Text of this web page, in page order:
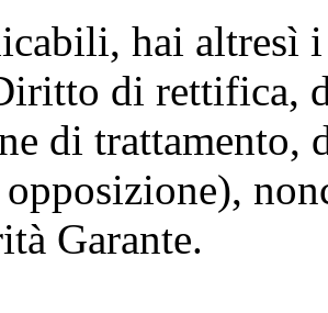
hai
di rettifica,
di trattamento,
Garante.